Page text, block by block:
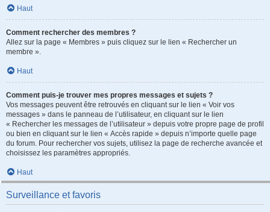
Haut
Comment rechercher des membres ?
Allez sur la page « Membres » puis cliquez sur le lien « Rechercher un
membre ».
Haut
Comment puis-je trouver mes propres messages et sujets ?
Vos messages peuvent être retrouvés en cliquant sur le lien « Voir vos
messages » dans le panneau de l’utilisateur, en cliquant sur le lien
« Rechercher les messages de l’utilisateur » depuis votre propre page de profil
ou bien en cliquant sur le lien « Accès rapide » depuis n’importe quelle page
du forum. Pour rechercher vos sujets, utilisez la page de recherche avancée et
choisissez les paramètres appropriés.
Haut
Surveillance et favoris